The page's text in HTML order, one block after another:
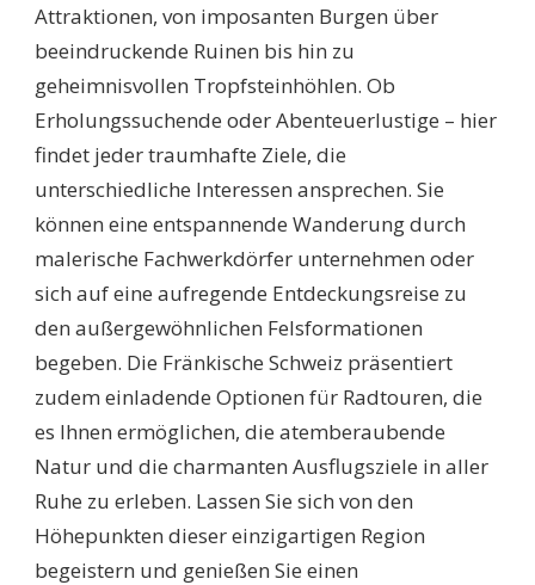
ORTE
Attraktionen, von imposanten Burgen über
beeindruckende Ruinen bis hin zu
geheimnisvollen Tropfsteinhöhlen. Ob
Erholungssuchende oder Abenteuerlustige – hier
findet jeder traumhafte Ziele, die
unterschiedliche Interessen ansprechen. Sie
können eine entspannende Wanderung durch
malerische Fachwerkdörfer unternehmen oder
sich auf eine aufregende Entdeckungsreise zu
den außergewöhnlichen Felsformationen
begeben. Die Fränkische Schweiz präsentiert
zudem einladende Optionen für Radtouren, die
es Ihnen ermöglichen, die atemberaubende
Natur und die charmanten Ausflugsziele in aller
Ruhe zu erleben. Lassen Sie sich von den
Höhepunkten dieser einzigartigen Region
begeistern und genießen Sie einen